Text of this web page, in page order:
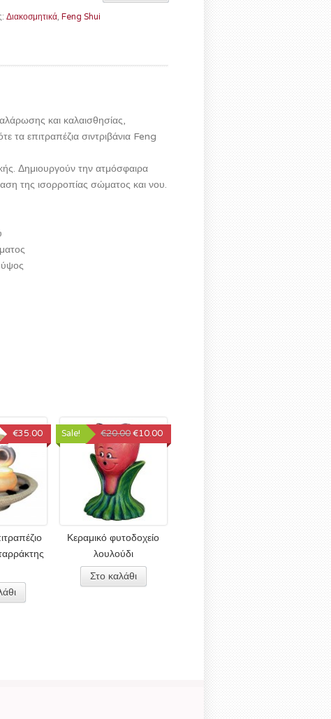
Διακοσμητικά, Feng Shui
και καλαισθησίας,
τα επιτραπέζια σιντριβάνια Feng
Δημιουργούν την ατμόσφαιρα
της ισορροπίας σώματος και νου.
€35.00 Sale!
Κεραμικό φυτοδοχείο
λουλούδι
€20.00 €10.00
Στο καλάθι